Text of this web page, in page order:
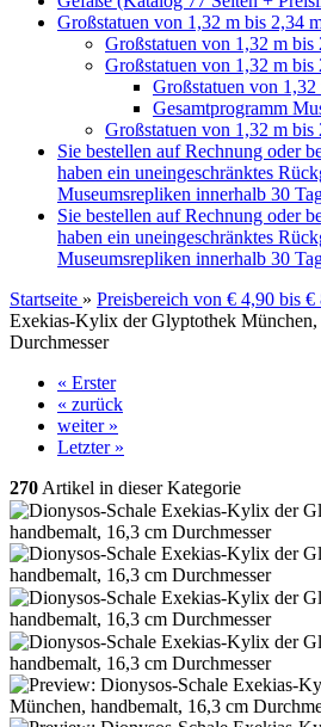
Großstatuen von 1,32 m bis 2,34
Großstatuen von 1,32 m bis
Großstatuen von 1,32 m bis
Großstatuen von
Gesamtprogramm
Großstatuen von 1,32 m bis
Sie bestellen auf Rechnung oder
haben ein uneingeschränktes
Museumsrepliken innerhalb 30
Sie bestellen auf Rechnung oder
haben ein uneingeschränktes
Museumsrepliken innerhalb 30
Startseite » Preisbereich von € 4,90 bis €
Exekias-Kylix der Glyptothek München,
Durchmesser
« Erster
« zurück
weiter »
Letzter »
270 Artikel in dieser Kategorie